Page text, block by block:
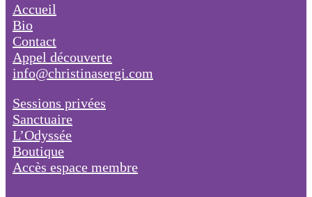
Accueil
Bio
Contact
Appel découverte
info@christinasergi.com
Sessions privées
Sanctuaire
L’Odyssée
Boutique
Accès espace membre